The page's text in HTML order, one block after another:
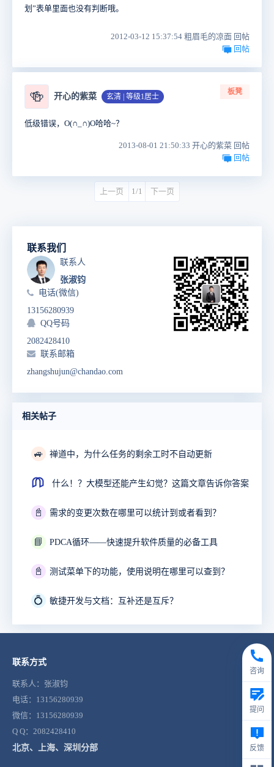
划”表单里面也没有判断哦。
2012-03-12 15:37:54 粗眉毛的凉面 回帖
回帖
🍻 开心的紫菜 玄清 | 等级1居士
板凳
低级错误，O(∩_∩)O哈哈~？
2013-08-01 21:50:33 开心的紫菜 回帖
回帖
上一页 1/1 下一页
联系我们
联系人
张淑钧
电话(微信)
13156280939
QQ号码
2082428410
联系邮箱
zhangshujun@chandao.com
相关帖子
🚙 禅道中，为什么任务的剩余工时不自动更新
什么！？大模型还能产生幻觉？这篇文章告诉你答案
📓 需求的变更次数在哪里可以统计到或者看到？
📘 PDCA循环——快速提升软件质量的必备工具
📓 测试菜单下的功能，使用说明在哪里可以查到？
💍 敏捷开发与文档：互补还是互斥？
联系方式
联系人：张淑钧
电话：13156280939
微信：13156280939
Q Q：2082428410
北京、上海、深圳分部
咨询
提问
反馈